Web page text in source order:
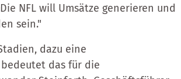
NFL will Umsätze generieren und
sein."
dazu eine
das für die